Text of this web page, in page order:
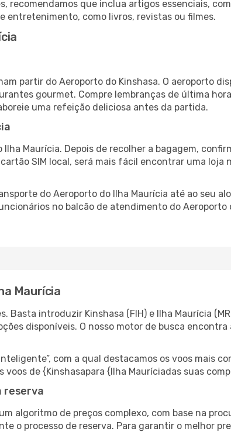
recomendamos que inclua artigos essenciais,
entretenimento, como livros, revistas ou filmes.
partir do Aeroporto do Kinshasa. O aeroporto
gourmet. Compre lembranças de última
uma refeição deliciosa antes da partida.
Maurícia. Depois de recolher a bagagem,
SIM local, será mais fácil encontrar uma loja
do Aeroporto do Ilha Maurícia até ao seu
no balcão de atendimento do Aeroporto
Maurícia
Basta introduzir Kinshasa (FIH) e Ilha Maurícia
disponíveis. O nosso motor de busca
com a qual destacamos os voos mais
voos de {Kinshasapara {Ilha Mauríciadas suas
reserva
algoritmo de preços complexo, com base na
o processo de reserva. Para garantir o melhor